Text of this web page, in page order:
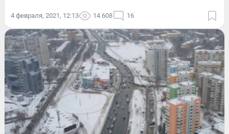
4 февраля, 2021, 12:13 14 608 16